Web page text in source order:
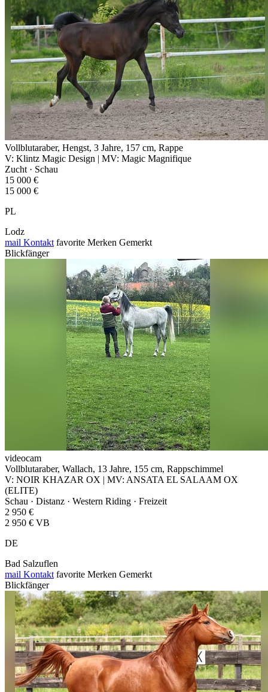
Vollblutaraber, Hengst, 3 Jahre, 157 cm, Rappe
V: Klintz Magic Design | MV: Magic Magnifique
Zucht · Schau
15 000 €
15 000 €
PL
Lodz
mail Kontakt favorite Merken Gemerkt
Blickfänger
videocam
Vollblutaraber, Wallach, 13 Jahre, 155 cm, Rappschimmel
V: NOIR KHAZAR OX | MV: ANSATA EL SALAAM OX
(ELITE)
Schau · Distanz · Western Riding · Freizeit
2 950 €
2 950 € VB
DE
Bad Salzuflen
mail Kontakt favorite Merken Gemerkt
Blickfänger